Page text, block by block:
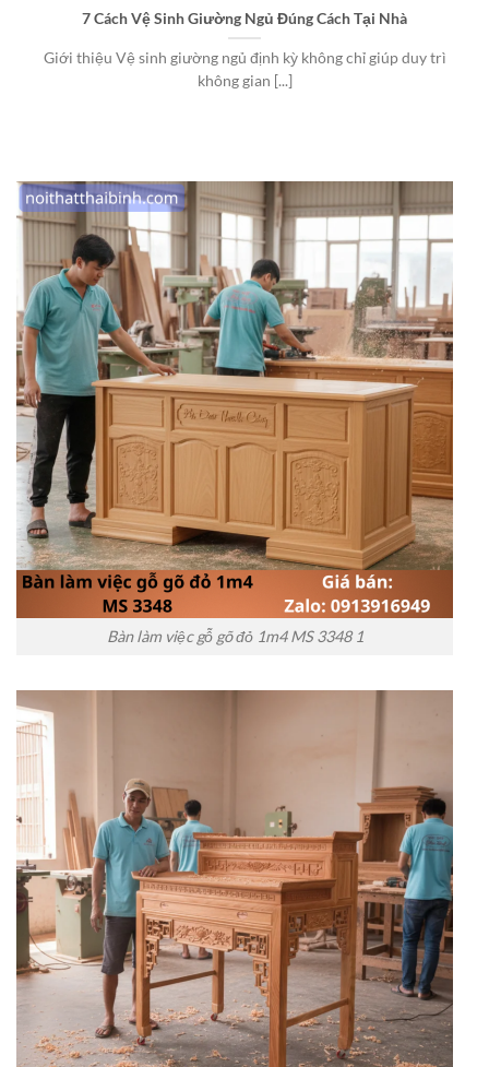
7 Cách Vệ Sinh Giường Ngủ Đúng Cách Tại Nhà
Giới thiệu Vệ sinh giường ngủ định kỳ không chỉ giúp duy trì
không gian [...]
Bàn làm việc gỗ gõ đỏ 1m4 MS 3348 1